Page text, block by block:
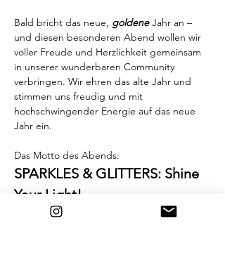
Bald bricht das neue, goldene Jahr an –
und diesen besonderen Abend wollen wir
voller Freude und Herzlichkeit gemeinsam
in unserer wunderbaren Community
verbringen. Wir ehren das alte Jahr und
stimmen uns freudig und mit
hochschwingender Energie auf das neue
Jahr ein.
Das Motto des Abends:
SPARKLES & GLITTERS: Shine
Your Light!